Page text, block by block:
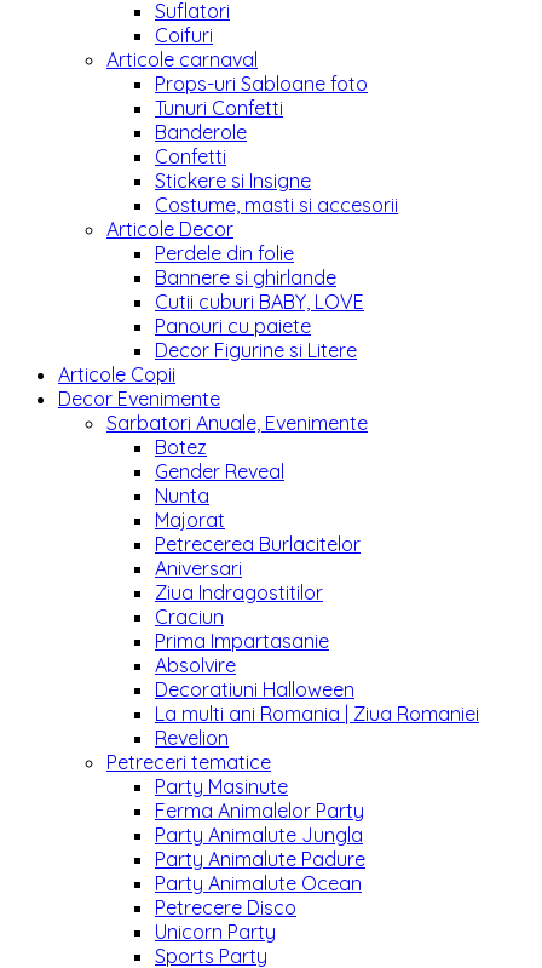
Suflatori
Coifuri
Articole carnaval
Props-uri Sabloane foto
Tunuri Confetti
Banderole
Confetti
Stickere si Insigne
Costume, masti si accesorii
Articole Decor
Perdele din folie
Bannere si ghirlande
Cutii cuburi BABY, LOVE
Panouri cu paiete
Decor Figurine si Litere
Articole Copii
Decor Evenimente
Sarbatori Anuale, Evenimente
Botez
Gender Reveal
Nunta
Majorat
Petrecerea Burlacitelor
Aniversari
Ziua Indragostitilor
Craciun
Prima Impartasanie
Absolvire
Decoratiuni Halloween
La multi ani Romania | Ziua Romaniei
Revelion
Petreceri tematice
Party Masinute
Ferma Animalelor Party
Party Animalute Jungla
Party Animalute Padure
Party Animalute Ocean
Petrecere Disco
Unicorn Party
Sports Party